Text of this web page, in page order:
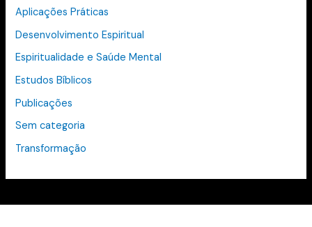
Aplicações Práticas
Desenvolvimento Espiritual
Espiritualidade e Saúde Mental
Estudos Bíblicos
Publicações
Sem categoria
Transformação